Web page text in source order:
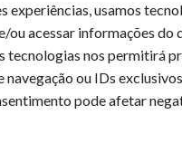
experiências, usamos
ou acessar informações do
tecnologias nos permitirá
ou IDs
pode afetar
virtual,
dar visibilidade e
empresas,